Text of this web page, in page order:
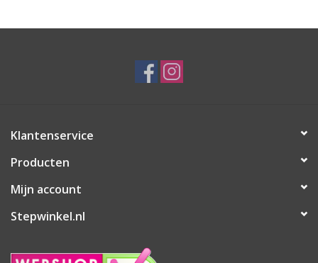
Klantenservice
Producten
Mijn account
Stepwinkel.nl